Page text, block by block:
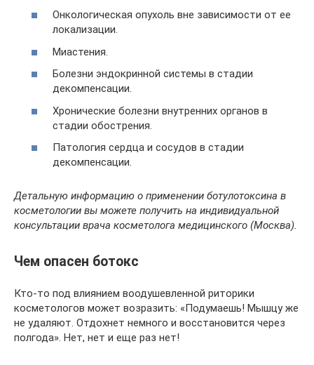
Онкологическая опухоль вне зависимости от ее
локализации.
Миастения.
Болезни эндокринной системы в стадии
декомпенсации.
Хронические болезни внутренних органов в
стадии обострения.
Патология сердца и сосудов в стадии
декомпенсации.
Детальную информацию о применении ботулотоксина в
косметологии вы можете получить на индивидуальной
консультации врача косметолога медицинского (Москва).
Чем опасен ботокс
Кто-то под влиянием воодушевленной риторики
косметологов может возразить: «Подумаешь! Мышцу же
не удаляют. Отдохнет немного и восстановится через
полгода». Нет, нет и еще раз нет!